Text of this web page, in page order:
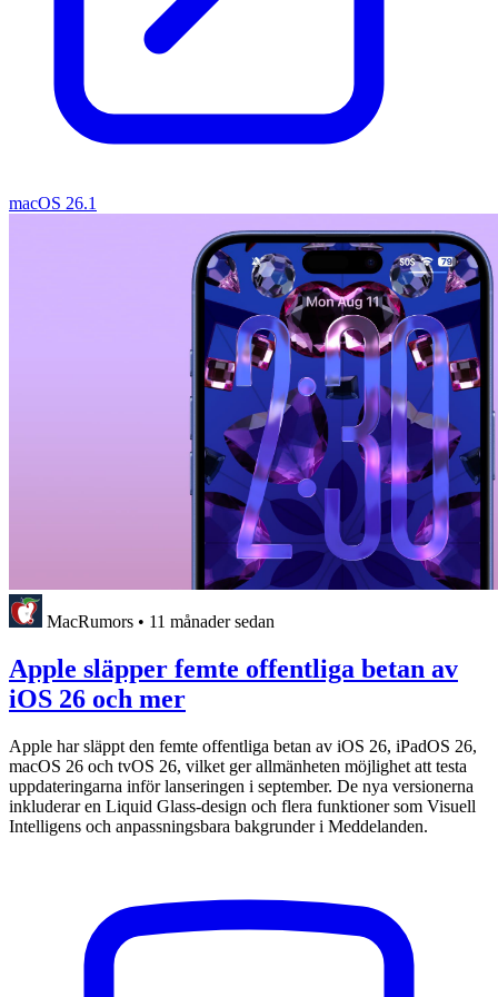
macOS 26.1
MacRumors • 11 månader sedan
Apple släpper femte offentliga betan av
iOS 26 och mer
Apple har släppt den femte offentliga betan av iOS 26, iPadOS 26,
macOS 26 och tvOS 26, vilket ger allmänheten möjlighet att testa
uppdateringarna inför lanseringen i september. De nya versionerna
inkluderar en Liquid Glass-design och flera funktioner som Visuell
Intelligens och anpassningsbara bakgrunder i Meddelanden.